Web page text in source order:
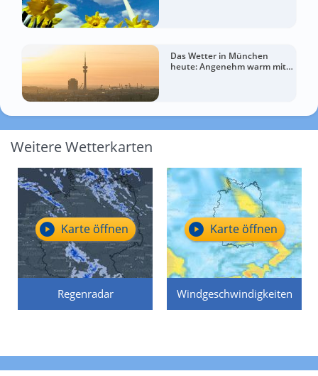
Das Wetter in München
heute: Angenehm warm mit
Weitere Wetterkarten
Regenradar
Karte öffnen
Windgeschwindigkeiten
Karte öffnen